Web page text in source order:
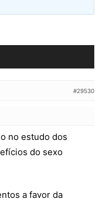
#29530
no estudo dos
do sexo
a favor da